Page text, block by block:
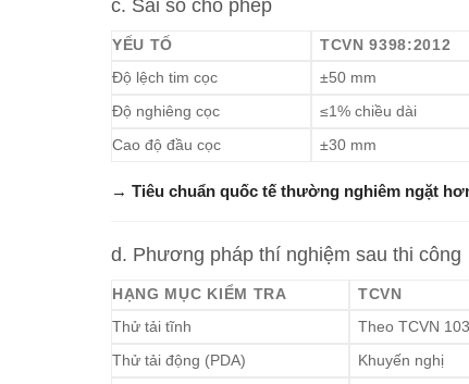
YẾU TỐ TCVN 9398:2012
Độ lệch tim cọc
±50 mm
Độ nghiêng cọc ≤1% chiều dài
Cao độ đầu cọc ±30 mm
→ Tiêu chuẩn quốc tế thường nghiêm ngặt
d. Phương pháp thí nghiệm sau thi công
HẠNG MỤC KIỂM TRA TCVN
Thử tải tĩnh
Theo TCVN
Thử tải động (PDA) Khuyến nghị